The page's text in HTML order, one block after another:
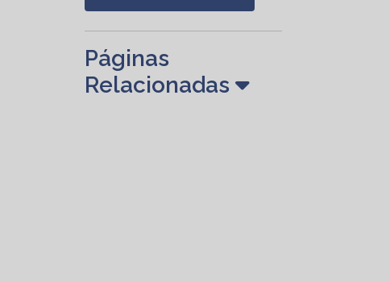
Páginas
Relacionadas